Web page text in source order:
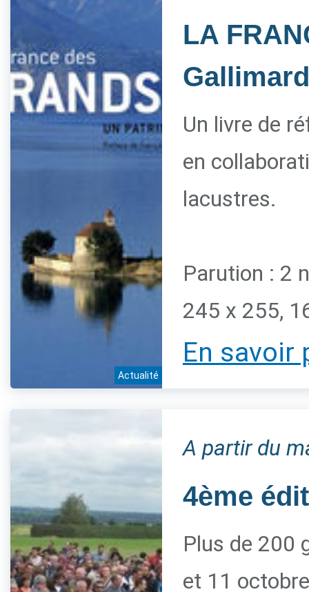
Actualité
LA
Gallimard
Un livre de
en
lacustres.
Parution : 2
245 x 255,
En savoir
A partir du
4ème
Plus de 200
et 11